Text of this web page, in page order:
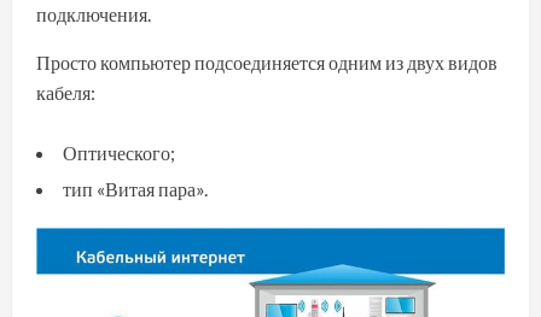
подключения.
Просто компьютер подсоединяется одним из двух видов
кабеля:
Оптического;
тип «Витая пара».